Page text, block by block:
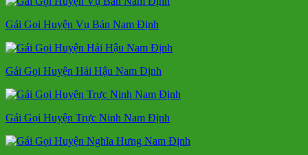
Gái Gọi Huyện Vụ Bản Nam Định
Gái Gọi Huyện Hải Hậu Nam Định
Gái Gọi Huyện Trực Ninh Nam Định